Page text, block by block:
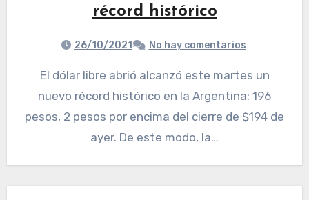
récord histórico
26/10/2021 No hay comentarios
El dólar libre abrió alcanzó este martes un
nuevo récord histórico en la Argentina: 196
pesos, 2 pesos por encima del cierre de $194 de
ayer. De este modo, la…